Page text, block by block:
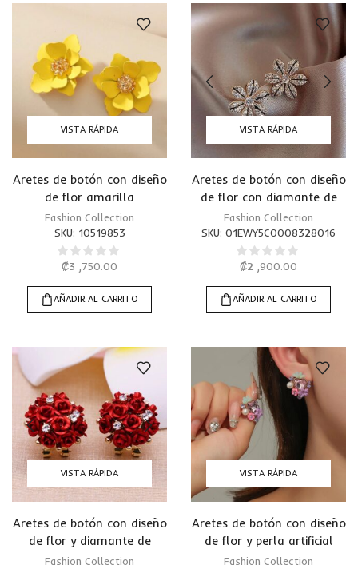
VISTA RÁPIDA
Aretes de botón con diseño
de flor amarilla
Fashion Collection
SKU: 10519853
₡3 ,750.00
AÑADIR AL CARRITO
VISTA RÁPIDA
Aretes de botón con diseño
de flor con diamante de
imitación
Fashion Collection
SKU: 01EWY5C0008328016
₡2 ,900.00
AÑADIR AL CARRITO
VISTA RÁPIDA
Aretes de botón con diseño
de flor y diamante de
imitación
Fashion Collection
VISTA RÁPIDA
Aretes de botón con diseño
de flor y perla artificial
Fashion Collection